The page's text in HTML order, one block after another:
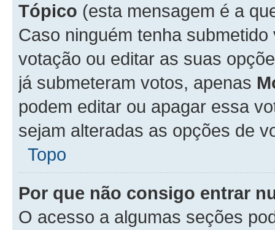
Tópico (esta mensagem é a
Caso ninguém tenha
votação ou editar as suas
já submeteram votos, apenas
podem editar ou apagar essa
sejam alteradas as opções de
Topo
Por que não consigo entrar
O acesso a algumas seções